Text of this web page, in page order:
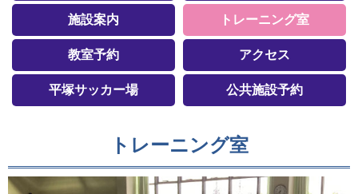
施設案内 トレーニング室
教室予約 アクセス
平塚サッカー場 公共施設予約
トレーニング室